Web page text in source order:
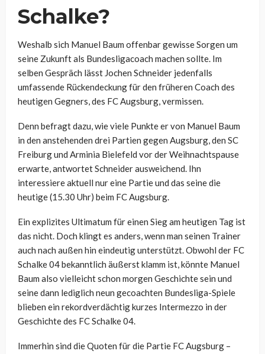
Schalke?
Weshalb sich Manuel Baum offenbar gewisse Sorgen um
seine Zukunft als Bundesligacoach machen sollte. Im
selben Gespräch lässt Jochen Schneider jedenfalls
umfassende Rückendeckung für den früheren Coach des
heutigen Gegners, des FC Augsburg, vermissen.
Denn befragt dazu, wie viele Punkte er von Manuel Baum
in den anstehenden drei Partien gegen Augsburg, den SC
Freiburg und Arminia Bielefeld vor der Weihnachtspause
erwarte, antwortet Schneider ausweichend. Ihn
interessiere aktuell nur eine Partie und das seine die
heutige (15.30 Uhr) beim FC Augsburg.
Ein explizites Ultimatum für einen Sieg am heutigen Tag ist
das nicht. Doch klingt es anders, wenn man seinen Trainer
auch nach außen hin eindeutig unterstützt. Obwohl der FC
Schalke 04 bekanntlich äußerst klamm ist, könnte Manuel
Baum also vielleicht schon morgen Geschichte sein und
seine dann lediglich neun gecoachten Bundesliga-Spiele
blieben ein rekordverdächtig kurzes Intermezzo in der
Geschichte des FC Schalke 04.
Immerhin sind die Quoten für die Partie FC Augsburg –